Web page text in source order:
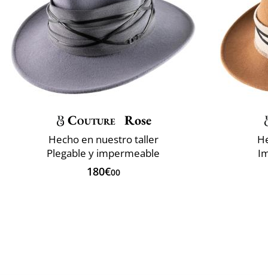
Couture Rose
Hecho en nuestro taller
Plegable y impermeable
180€00